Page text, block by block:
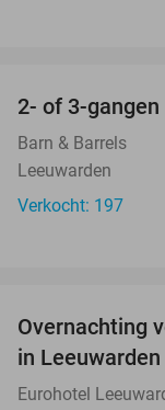
2- of 3-
Barn & Barrels
Leeuwarden
Verkocht: 197
Overnachting
in Leeuwarden
Eurohotel